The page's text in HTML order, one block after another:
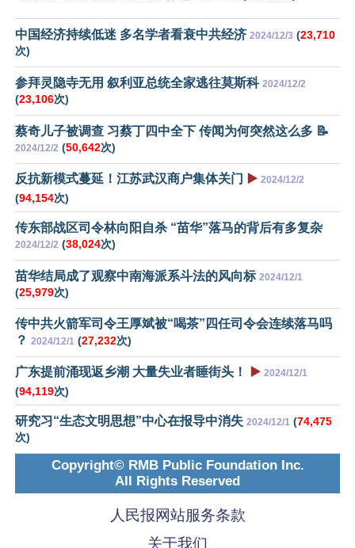
中国经济持续低迷 多名学者看衰中共经济 2024/12/3 (23,710
次)
参拜灵隐寺无用 叙利亚总统全家逃往莫斯科 2024/12/2
(23,106次)
蔡奇儿子被调查 习蔡丁四中全下 传闻为何突然这么多 📝
2024/12/2 (50,642次)
反抗新模式蔓延！江苏武汉商户集体关门 ▶️ 2024/12/2
(94,154次)
传东部战区司令林向阳自杀 “苗华”落马的背后有多复杂
2024/12/2 (38,024次)
苗华结局成了观察中南海派系斗法的风向标 2024/12/1
(25,979次)
传中共火箭军司令王厚斌被“喝茶”四任司令会连续落马吗
？ 2024/12/1 (27,232次)
广东提前涌现返乡潮 大量失业者睡街头！ ▶️ 2024/12/1
(94,119次)
研究习“生态文明思想”中心在报导中消失 2024/12/1 (74,475
次)
Copyright© RMB Public Foundation Inc.
All Rights Reserved
人民报网站服务条款
关于我们